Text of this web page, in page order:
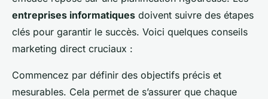
entreprises informatiques doivent suivre des étapes
clés pour garantir le succès. Voici quelques conseils
marketing direct cruciaux :
Commencez par définir des objectifs précis et
mesurables. Cela permet de s’assurer que chaque